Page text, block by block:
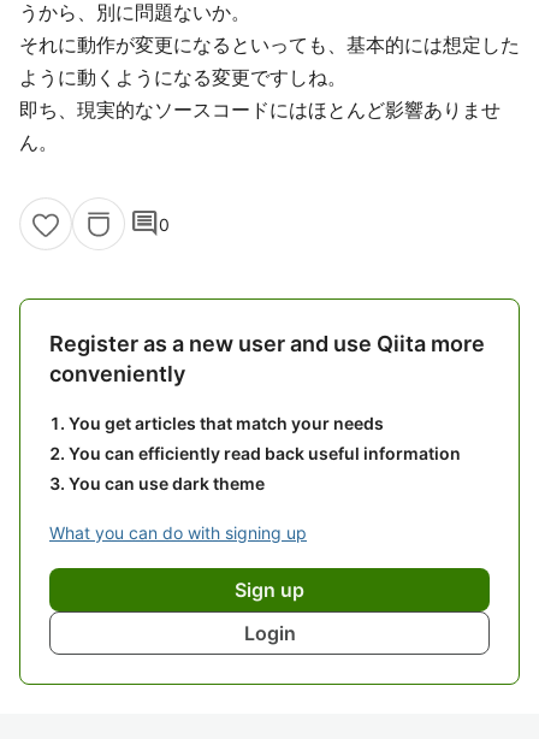
うから、別に問題ないか。
それに動作が変更になるといっても、基本的には想定した
ように動くようになる変更ですしね。
即ち、現実的なソースコードにはほとんど影響ありませ
ん。
comment0
Register as a new user and use Qiita more
conveniently
You get articles that match your needs
You can efficiently read back useful information
You can use dark theme
What you can do with signing up
Sign up
Login